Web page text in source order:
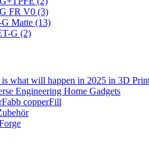
FR V0 (3)
Matte (13)
G (2)
what will happen in 2025 in 3D
Engineering Home Gadgets
copperFill